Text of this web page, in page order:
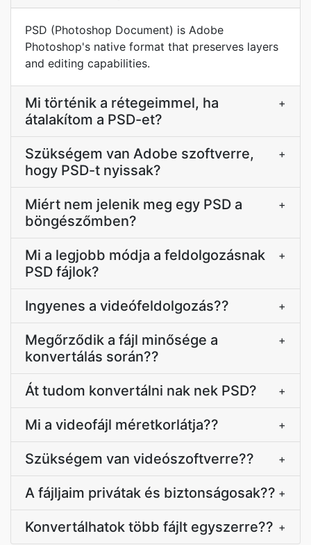
PSD (Photoshop Document) is Adobe
Photoshop's native format that preserves layers
and editing capabilities.
Mi történik a rétegeimmel, ha
átalakítom a PSD-et?
+
Szükségem van Adobe szoftverre,
hogy PSD-t nyissak?
+
Miért nem jelenik meg egy PSD a
böngészőmben?
+
Mi a legjobb módja a feldolgozásnak
PSD fájlok?
+
Ingyenes a videófeldolgozás?? +
Megőrződik a fájl minősége a
konvertálás során??
+
Át tudom konvertálni nak nek PSD? +
Mi a videofájl méretkorlátja?? +
Szükségem van videószoftverre?? +
A fájljaim privátak és biztonságosak?? +
Konvertálhatok több fájlt egyszerre?? +